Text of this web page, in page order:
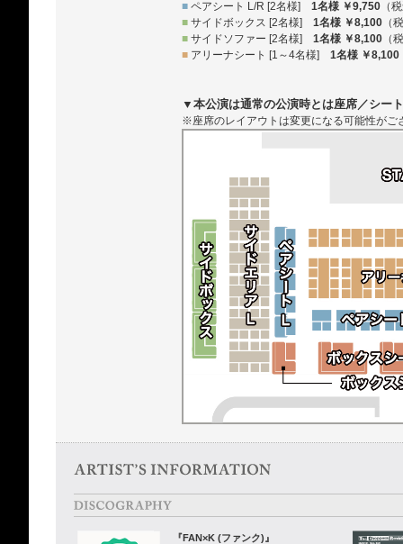
■ ペアシート L/R [2名様] 1名様 ￥9,750 （
■ サイドボックス [2名様] 1名様 ￥8,100 （
■ サイドソファー [2名様] 1名様 ￥8,100 （
■ アリーナシート [1～4名様] 1名様 ￥8,100
▼本公演は通常の公演時とは座席／シー
※座席のレイアウトは変更になる可能性がご
『FAN×K (ファンク)』